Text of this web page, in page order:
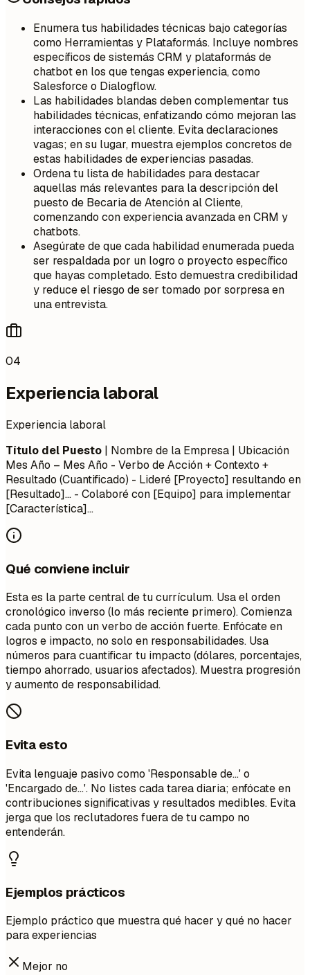
Enumera tus habilidades técnicas bajo categorías
como Herramientas y Plataformás. Incluye nombres
específicos de sistemás CRM y plataformás de
chatbot en los que tengas experiencia, como
Salesforce o Dialogflow.
Las habilidades blandas deben complementar tus
habilidades técnicas, enfatizando cómo mejoran las
interacciones con el cliente. Evita declaraciones
vagas; en su lugar, muestra ejemplos concretos de
estas habilidades de experiencias pasadas.
Ordena tu lista de habilidades para destacar
aquellas más relevantes para la descripción del
puesto de Becaria de Atención al Cliente,
comenzando con experiencia avanzada en CRM y
chatbots.
Asegúrate de que cada habilidad enumerada pueda
ser respaldada por un logro o proyecto específico
que hayas completado. Esto demuestra credibilidad
y reduce el riesgo de ser tomado por sorpresa en
una entrevista.
04
Experiencia laboral
Experiencia laboral
Título del Puesto | Nombre de la Empresa | Ubicación
Mes Año – Mes Año - Verbo de Acción + Contexto +
Resultado (Cuantificado) - Lideré [Proyecto] resultando en
[Resultado]... - Colaboré con [Equipo] para implementar
[Característica]...
Qué conviene incluir
Esta es la parte central de tu currículum. Usa el orden
cronológico inverso (lo más reciente primero). Comienza
cada punto con un verbo de acción fuerte. Enfócate en
logros e impacto, no solo en responsabilidades. Usa
números para cuantificar tu impacto (dólares, porcentajes,
tiempo ahorrado, usuarios afectados). Muestra progresión
y aumento de responsabilidad.
Evita esto
Evita lenguaje pasivo como 'Responsable de...' o
'Encargado de...'. No listes cada tarea diaria; enfócate en
contribuciones significativas y resultados medibles. Evita
jerga que los reclutadores fuera de tu campo no
entenderán.
Ejemplos prácticos
Ejemplo práctico que muestra qué hacer y qué no hacer
para experiencias
Mejor no